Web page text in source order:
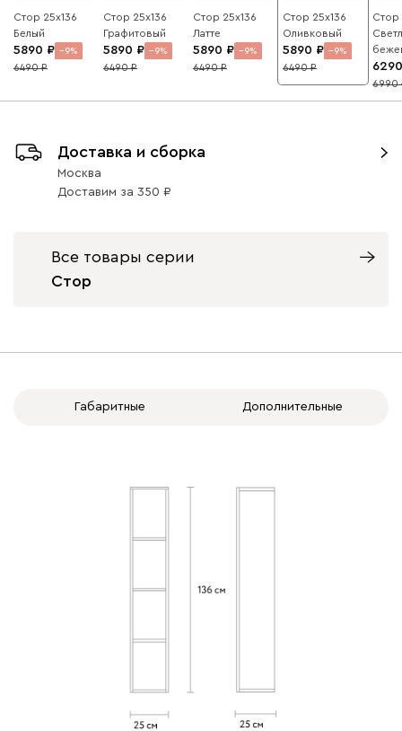
Стор 25x136
Белый
5890 9
6490
Стор 25x136
Графитовый
5890 9
6490
Стор 25x136
Латте
5890 9
6490
Стор 25x136
Оливковый
5890 9
6490
Стор
6290
6990
Доставка и сборка
Москва
Доставим за 350
Все товары серии
Стор
Габаритные Дополнительные